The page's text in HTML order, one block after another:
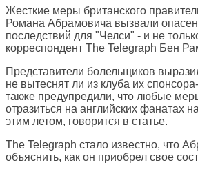
Жесткие меры британского
Романа Абрамовича вызвали
последствий для "Челси" - и не
корреспондент The Telegraph Бен
Представители болельщиков
не вытеснят ли из клуба их
также предупредили, что любые
отразиться на английских фанатах
этим летом, говорится в статье.
The Telegraph стало известно, что
объяснить, как он приобрел свое